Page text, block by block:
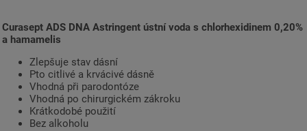
Curasept ADS DNA Astringent ústní voda s chlorhexidinem 0,20%
a hamamelis
Zlepšuje stav dásní
Pto citlivé a krvácivé dásně
Vhodná při parodontóze
Vhodná po chirurgickém zákroku
Krátkodobé použití
Bez alkoholu